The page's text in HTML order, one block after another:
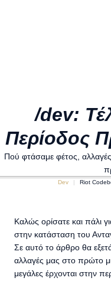
/dev:
Περίοδος
Πού φτάσαμε φέτος,
Dev Riot
Καλώς ορίσατε και πάλι
στην κατάσταση του
Σε αυτό το άρθρο θα
αλλαγές μας στο πρώτο
μεγάλες έρχονται στην